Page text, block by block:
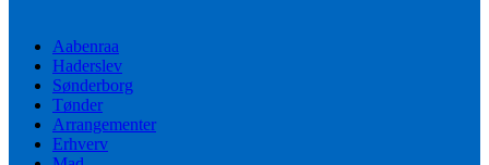
Aabenraa
Haderslev
Sønderborg
Tønder
Arrangementer
Erhverv